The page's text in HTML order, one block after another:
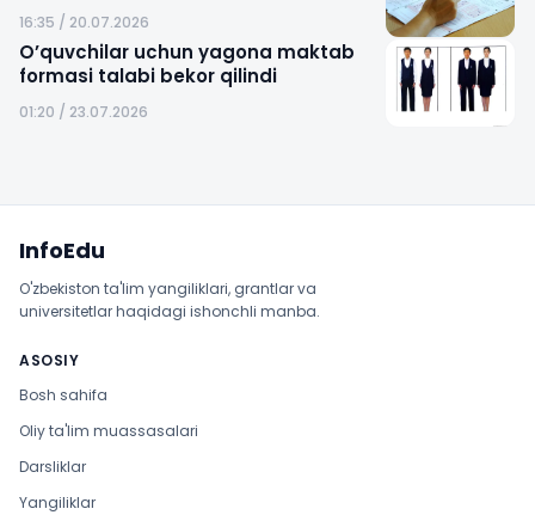
16:35 / 20.07.2026
O’quvchilar uchun yagona maktab
formasi talabi bekor qilindi
01:20 / 23.07.2026
InfoEdu
O'zbekiston ta'lim yangiliklari, grantlar va
universitetlar haqidagi ishonchli manba.
ASOSIY
Bosh sahifa
Oliy ta'lim muassasalari
Darsliklar
Yangiliklar